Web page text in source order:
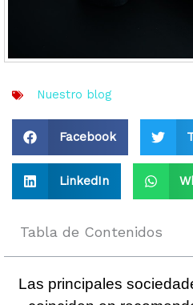
Nuestro blog
Facebook
LinkedIn
Tabla de Contenidos
Las principales